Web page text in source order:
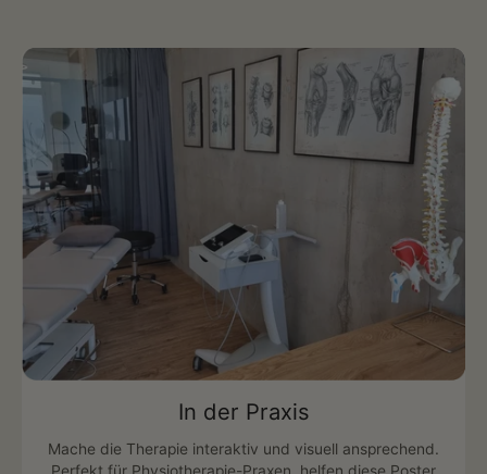
In der Praxis
Mache die Therapie interaktiv und visuell ansprechend.
Perfekt für Physiotherapie-Praxen, helfen diese Poster